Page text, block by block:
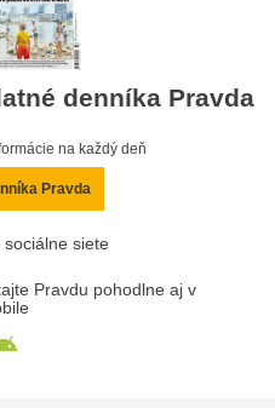
denníka Pravda
na každý deň
Pravda
siete
Pravdu pohodlne aj v